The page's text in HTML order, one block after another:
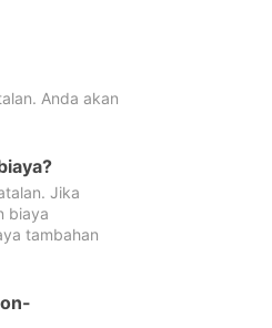
Anda akan
Jika
biaya
tambahan